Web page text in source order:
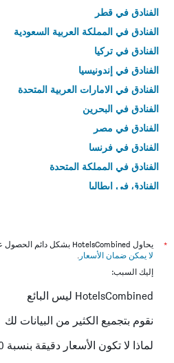
الفنادق في قطر
الفنادق في المملكة العربية السعودية
الفنادق في تركيا
الفنادق في إندونيسيا
الفنادق في الامارات العربية المتحدة
الفنادق في البحرين
الفنادق في مصر
الفنادق في فرنسا
الفنادق في المملكة المتحدة
الفنادق في إيطاليا
*
يحاول HotelsCombined بشكل دائم الحصول على الأسعار الدقيقة، ولكن
لا يمكن ضمان الأسعار .
إليك السبب:
HotelsCombined ليس البائع
نقوم بتجميع الكثير من البيانات لك
لماذا لا تكون الأسعار دقيقة بنسبة 100٪؟